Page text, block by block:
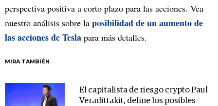
perspectiva positiva a corto plazo para las acciones. Vea
nuestro análisis sobre la posibilidad de un aumento de
las acciones de Tesla para más detalles.
MIRA TAMBIÉN
El capitalista de riesgo crypto Paul
Veradittakit, define los posibles